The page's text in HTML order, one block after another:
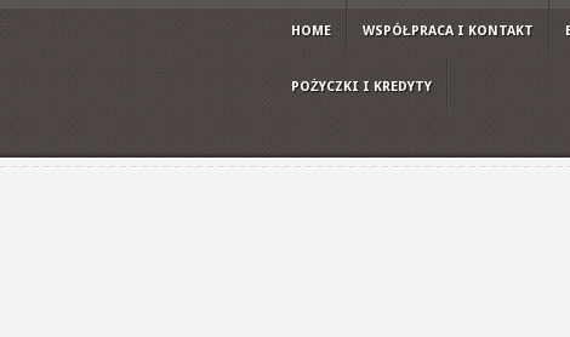
HOME WSPÓŁPRACA I KONTAKT
POŻYCZKI I KREDYTY